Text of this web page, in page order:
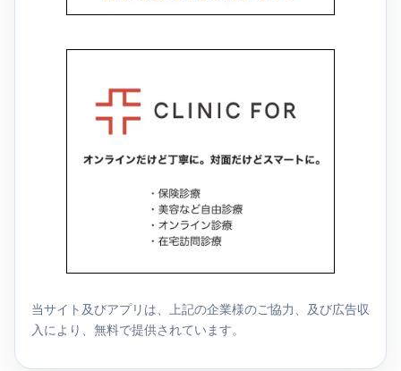
当サイト及びアプリは、上記の企業様のご協力、及び広告収
入により、無料で提供されています。